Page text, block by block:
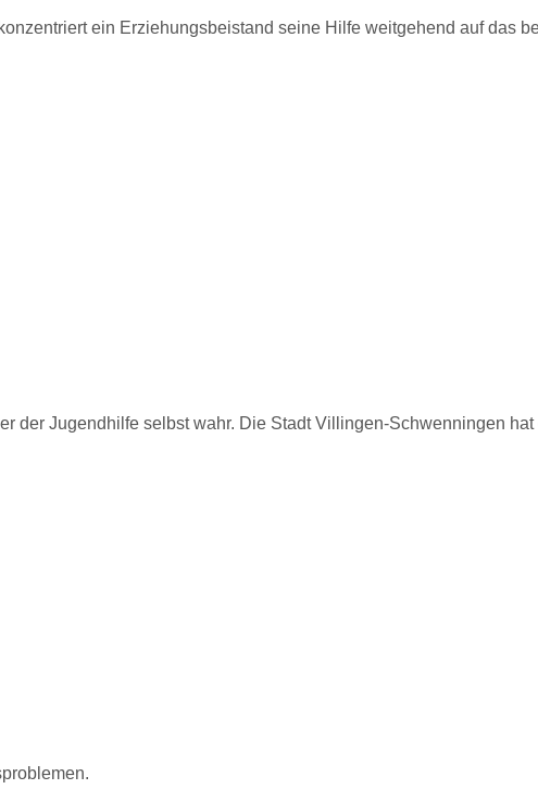
ein Erziehungsbeistand seine Hilfe weitgehend auf das
der Jugendhilfe selbst wahr. Die Stadt Villingen-Schwenningen